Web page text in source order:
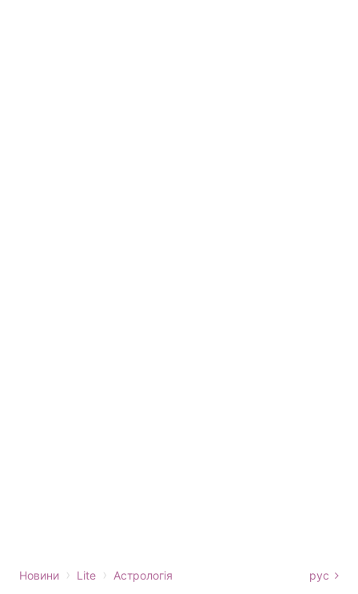
Новини › Lite › Астрологія рус